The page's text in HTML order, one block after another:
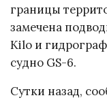
границы
замечена
Kilo и
судно GS-6.
Сутки назад,